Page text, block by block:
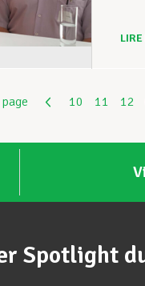
10 11 12
Spotlight